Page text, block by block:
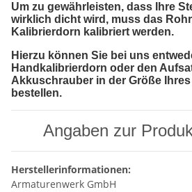
Um zu gewährleisten, dass Ihre
wirklich dicht wird, muss das
Kalibrierdorn kalibriert werden.
Hierzu können Sie bei uns
Handkalibrierdorn oder den
Akkuschrauber in der Größe
bestellen.
Angaben zur
Herstellerinformationen:
Armaturenwerk GmbH